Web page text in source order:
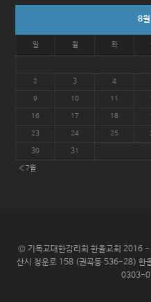
8
일 월 화
« 7월
2 3 4
9 10 11
16 17 18
23 24 25
30 31
© 기독교대한감리회 한올교회 2016
산시 청운로 158 (권곡동 536-28)
0303-